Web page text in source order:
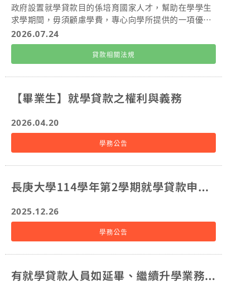
政府設置就學貸款目的係培育國家人才，幫助在學學生
求學期間，毋須顧慮學費，專心向學所提供的一項優惠
貸款，行政院於115年5月27日公告「臺灣人口對策新戰
略—家庭支持篇」，針對「生育、養育、教育」3大階
段，透過「加補助、減負擔、多彈性、增照顧」4大策
略，從「安心生養、強化托育、教育加碼、友善職場、
居住減壓」5大面向，推出18項措施，其中第8項為「學
貸利息再調降」方案如下，並自115年8月1日起(即115
學年度第1學期)實施：
2026.07.24
貸款相關法規
【畢業生】就學貸款之權利與義務
2026.04.20
學務公告
長庚大學114學年第2學期就學貸款申請網址
2025.12.26
學務公告
有就學貸款人員如延畢、繼續升學業務必辦理貸款異動